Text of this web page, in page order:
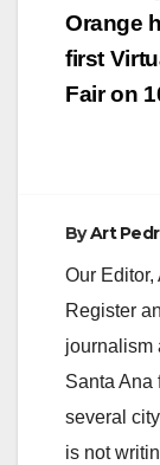
Orange
first
Fair on
ByArt
Our Editor,
Register
journalism
Santa Ana
several
is not